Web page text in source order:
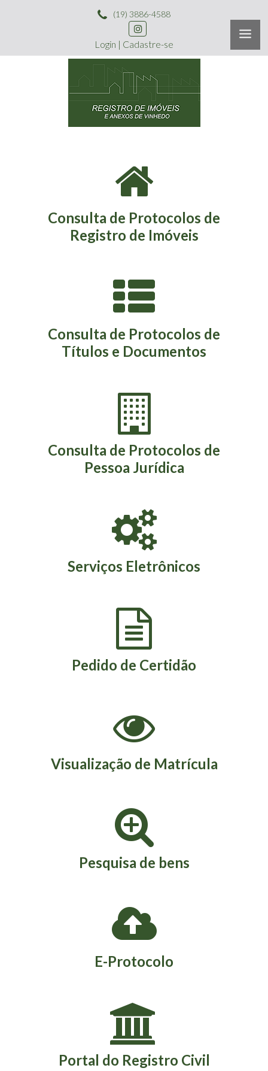
(19) 3886-4588
Login | Cadastre-se
Consulta de Protocolos de
Registro de Imóveis
Consulta de Protocolos de
Títulos e Documentos
Consulta de Protocolos de
Pessoa Jurídica
Serviços Eletrônicos
Pedido de Certidão
Visualização de Matrícula
Pesquisa de bens
E-Protocolo
Portal do Registro Civil